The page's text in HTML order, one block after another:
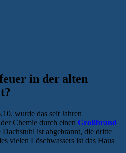
in der alten
wurde das seit Jahren
Chemie durch einen Großbrand
ist abgebrannt, die dritte
vielen Löschwassers ist das Haus